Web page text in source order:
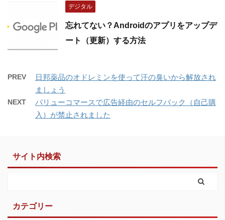
デジタル
忘れてない？Androidのアプリをアップデ
ート（更新）する方法
PREV
日邦薬品のオドレミンを使って汗の臭いから解放され
ましょう
NEXT
バリューコマースで広告経由のセルフバック（自己購
入）が禁止されました
サイト内検索
カテゴリー